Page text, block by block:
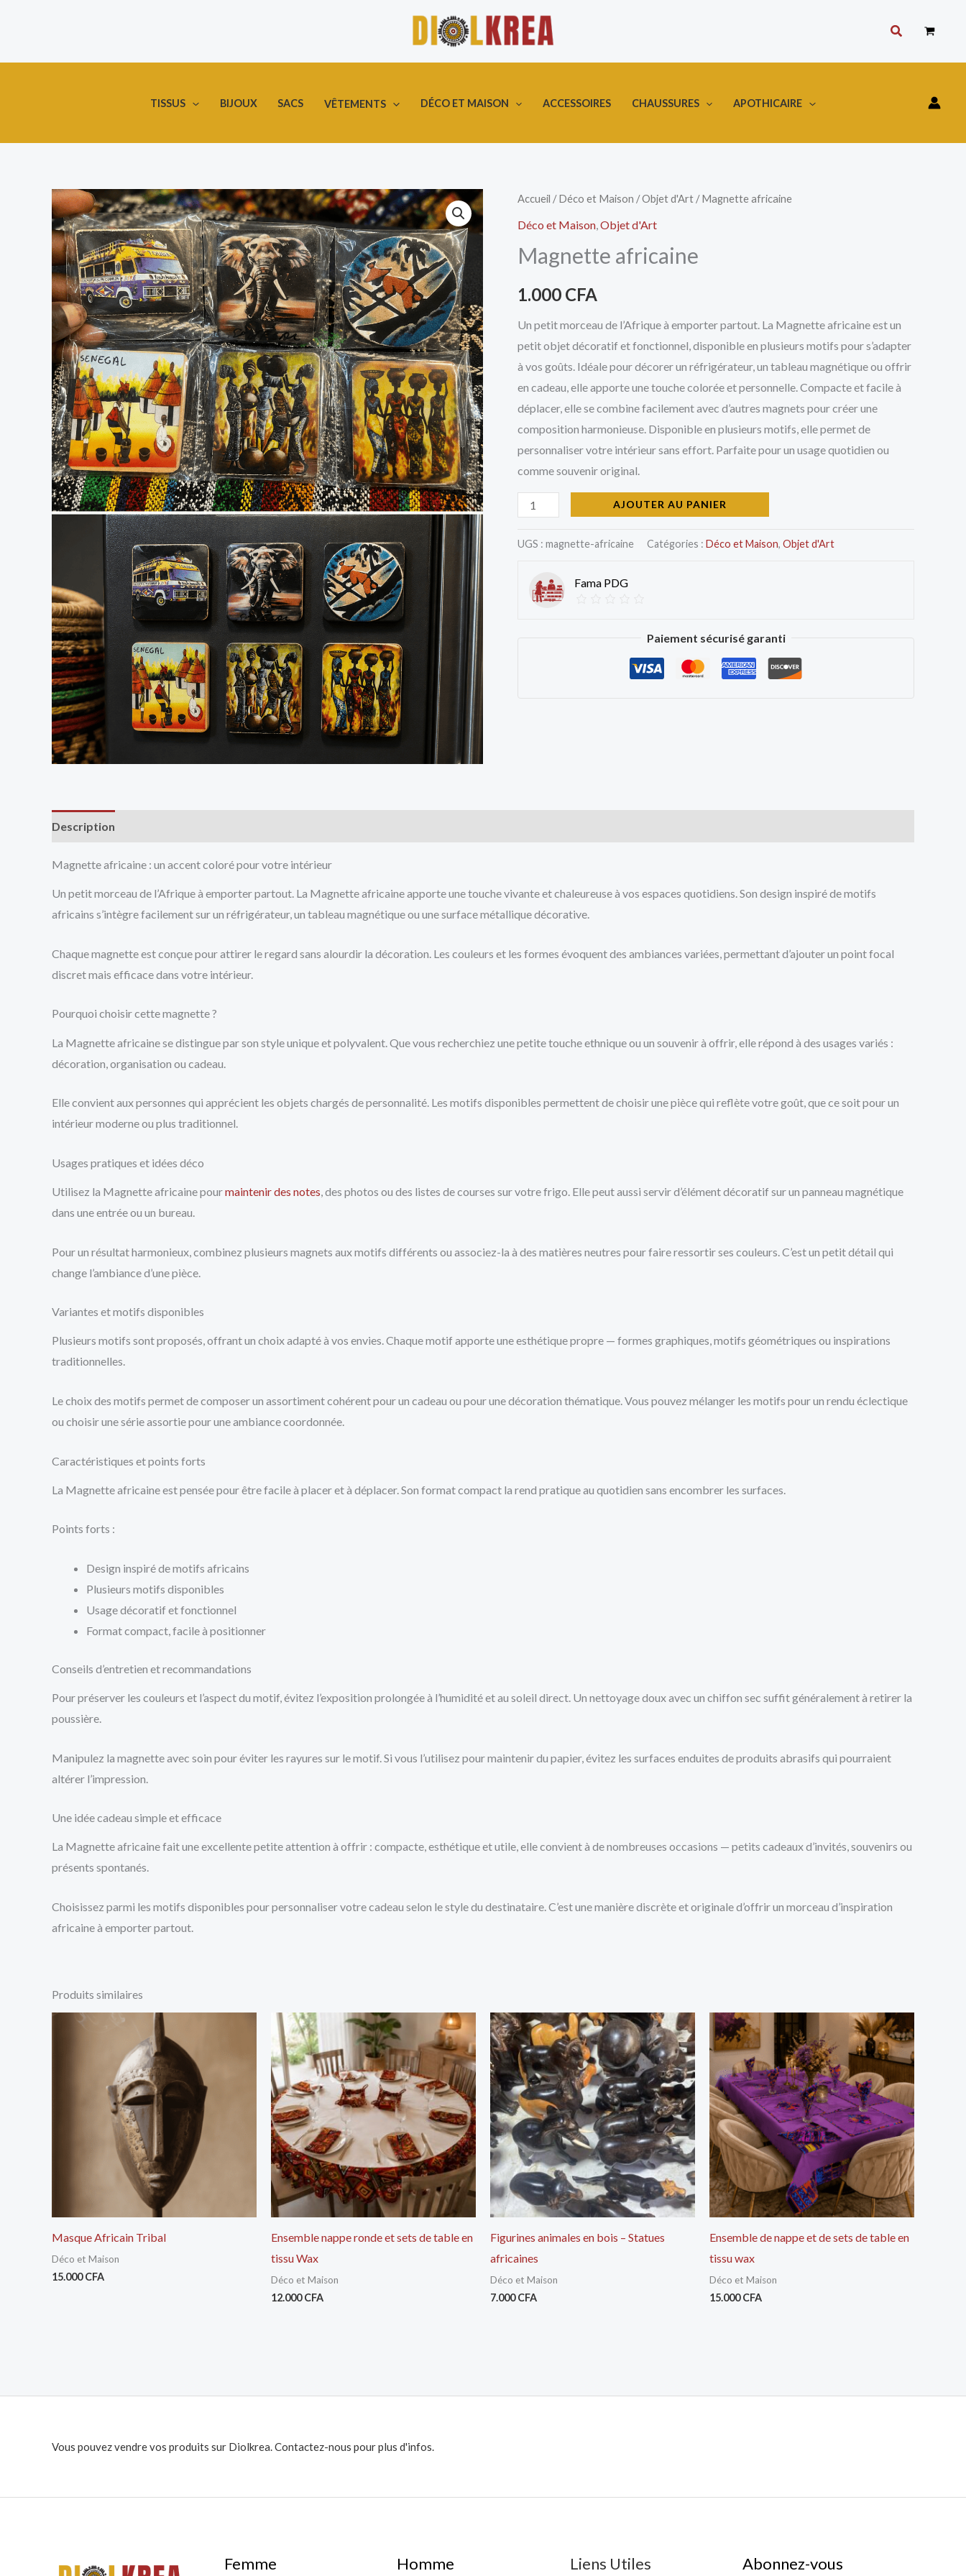
Rechercher
TISSUS BIJOUX SACS VÊTEMENTS DÉCO ET MAISON ACCESSOIRES CHAUSSURES APOTHICAIRE
Accueil /Déco et Maison /Objet d'Art / Magnette africaine
Déco et Maison Objet d'Art
Magnette africaine
1.000 CFA
Un petit morceau de l’Afrique à emporter partout. La Magnette africaine est un
petit objet décoratif et fonctionnel, disponible en plusieurs motifs pour s’adapter
à vos goûts. Idéale pour décorer un réfrigérateur, un tableau magnétique ou offrir
en cadeau, elle apporte une touche colorée et personnelle. Compacte et facile à
déplacer, elle se combine facilement avec d’autres magnets pour créer une
composition harmonieuse. Disponible en plusieurs motifs, elle permet de
personnaliser votre intérieur sans effort. Parfaite pour un usage quotidien ou
comme souvenir original.
quantité
de
africaine
AJOUTER AU PANIER
UGS : magnette-africaine Catégories : Déco et Maison, Objet d'Art
Fama PDG
Paiement sécurisé garanti
Description
Magnette africaine : un accent coloré pour votre intérieur
Un petit morceau de l’Afrique à emporter partout. La Magnette africaine apporte une touche vivante et chaleureuse à vos espaces quotidiens. Son design inspiré de motifs
africains s’intègre facilement sur un réfrigérateur, un tableau magnétique ou une surface métallique décorative.
Chaque magnette est conçue pour attirer le regard sans alourdir la décoration. Les couleurs et les formes évoquent des ambiances variées, permettant d’ajouter un point focal
discret mais efficace dans votre intérieur.
Pourquoi choisir cette magnette ?
La Magnette africaine se distingue par son style unique et polyvalent. Que vous recherchiez une petite touche ethnique ou un souvenir à offrir, elle répond à des usages variés :
décoration, organisation ou cadeau.
Elle convient aux personnes qui apprécient les objets chargés de personnalité. Les motifs disponibles permettent de choisir une pièce qui reflète votre goût, que ce soit pour un
intérieur moderne ou plus traditionnel.
Usages pratiques et idées déco
Utilisez la Magnette africaine pourmaintenir des notes, des photos ou des listes de courses sur votre frigo. Elle peut aussi servir d’élément décoratif sur un panneau magnétique
dans une entrée ou un bureau.
Pour un résultat harmonieux, combinez plusieurs magnets aux motifs différents ou associez-la à des matières neutres pour faire ressortir ses couleurs. C’est un petit détail qui
change l’ambiance d’une pièce.
Variantes et motifs disponibles
Plusieurs motifs sont proposés, offrant un choix adapté à vos envies. Chaque motif apporte une esthétique propre — formes graphiques, motifs géométriques ou inspirations
traditionnelles.
Le choix des motifs permet de composer un assortiment cohérent pour un cadeau ou pour une décoration thématique. Vous pouvez mélanger les motifs pour un rendu éclectique
ou choisir une série assortie pour une ambiance coordonnée.
Caractéristiques et points forts
La Magnette africaine est pensée pour être facile à placer et à déplacer. Son format compact la rend pratique au quotidien sans encombrer les surfaces.
Points forts :
Design inspiré de motifs africains
Plusieurs motifs disponibles
Usage décoratif et fonctionnel
Format compact, facile à positionner
Conseils d’entretien et recommandations
Pour préserver les couleurs et l’aspect du motif, évitez l’exposition prolongée à l’humidité et au soleil direct. Un nettoyage doux avec un chiffon sec suffit généralement à retirer la
poussière.
Manipulez la magnette avec soin pour éviter les rayures sur le motif. Si vous l’utilisez pour maintenir du papier, évitez les surfaces enduites de produits abrasifs qui pourraient
altérer l’impression.
Une idée cadeau simple et efficace
La Magnette africaine fait une excellente petite attention à offrir : compacte, esthétique et utile, elle convient à de nombreuses occasions — petits cadeaux d’invités, souvenirs ou
présents spontanés.
Choisissez parmi les motifs disponibles pour personnaliser votre cadeau selon le style du destinataire. C’est une manière discrète et originale d’offrir un morceau d’inspiration
africaine à emporter partout.
Produits similaires
Masque Africain Tribal
Déco et Maison
15.000CFA
Ensemble nappe ronde et sets de table en
tissu Wax
Déco et Maison
12.000CFA
Figurines animales en bois – Statues
africaines
Déco et Maison
7.000CFA
Ensemble de nappe et de sets de table en
tissu wax
Déco et Maison
15.000CFA
Vous pouvez vendre vos produits sur Diolkrea. Contactez-nous pour plus d'infos.
Femme Homme Liens Utiles Abonnez-vous